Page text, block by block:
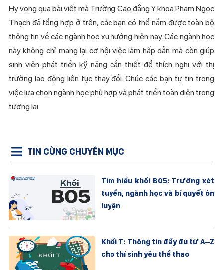
Hy vọng qua bài viết mà Trường Cao đẳng Y khoa Phạm Ngọc
Thạch đã tổng hợp ở trên, các bạn có thể nắm được toàn bộ
thông tin về các ngành học xu hướng hiện nay. Các ngành học
này không chỉ mang lại cơ hội việc làm hấp dẫn mà còn giúp
sinh viên phát triển kỹ năng cần thiết để thích nghi với thị
trường lao động liên tục thay đổi. Chúc các bạn tự tin trong
việc lựa chọn ngành học phù hợp và phát triển toàn diện trong
tương lai.
TIN CÙNG CHUYÊN MỤC
Tìm hiểu khối B05: Trường xét
tuyển, ngành học và bí quyết ôn
luyện
Khối T: Thông tin đầy đủ từ A–Z
cho thí sinh yêu thể thao